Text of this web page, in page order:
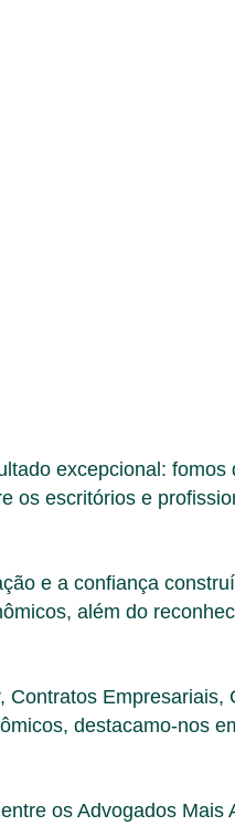
excepcional: fomos
os escritórios e
e a confiança
além do
Empresariais,
destacamo-nos
os Advogados Mais